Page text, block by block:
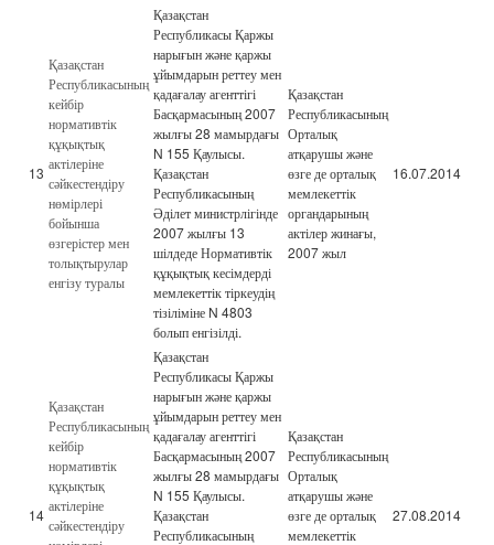
13
Қазақстан
Республикасының
кейбір
нормативтік
құқықтық
актілеріне
сәйкестендіру
нөмірлері
бойынша
өзгерістер мен
толықтырулар
енгізу туралы
Қазақстан
Республикасы Қаржы
нарығын және қаржы
ұйымдарын реттеу мен
қадағалау агенттігі
Басқармасының 2007
жылғы 28 мамырдағы
N 155 Қаулысы.
Қазақстан
Республикасының
Әділет министрлігінде
2007 жылғы 13
шілдеде Нормативтік
құқықтық кесімдерді
мемлекеттік тіркеудің
тізіліміне N 4803
болып енгізілді.
Қазақстан
Республикасының
Орталық
атқарушы және
өзге де орталық
мемлекеттік
органдарының
актілер жинағы,
2007 жыл
16.07.2014
14
Қазақстан
Республикасының
кейбір
нормативтік
құқықтық
актілеріне
сәйкестендіру
Қазақстан
Республикасы Қаржы
нарығын және қаржы
ұйымдарын реттеу мен
қадағалау агенттігі
Басқармасының 2007
жылғы 28 мамырдағы
N 155 Қаулысы.
Қазақстан
Республикасының
Қазақстан
Республикасының
Орталық
атқарушы және
өзге де орталық
мемлекеттік
27.08.2014